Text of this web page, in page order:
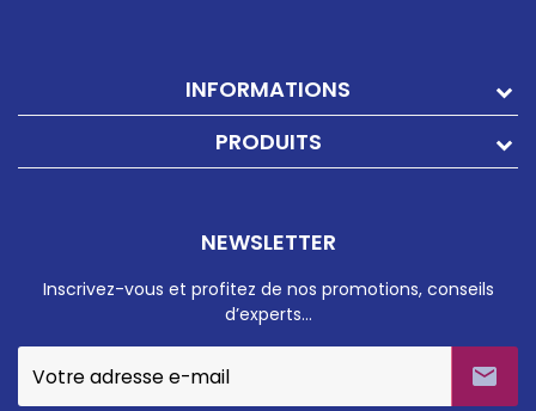
INFORMATIONS
PRODUITS
NEWSLETTER
Inscrivez-vous et profitez de nos promotions, conseils
d’experts…
